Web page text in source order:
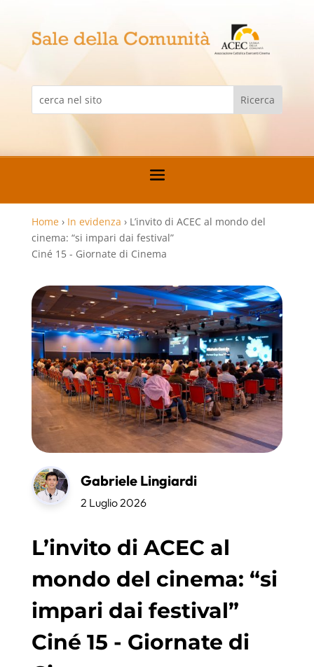
Home › In evidenza › L’invito di ACEC al mondo del
cinema: “si impari dai festival”
Ciné 15 - Giornate di Cinema
Gabriele Lingiardi
2 Luglio 2026
L’invito di ACEC al
mondo del cinema: “si
impari dai festival”
Ciné 15 - Giornate di